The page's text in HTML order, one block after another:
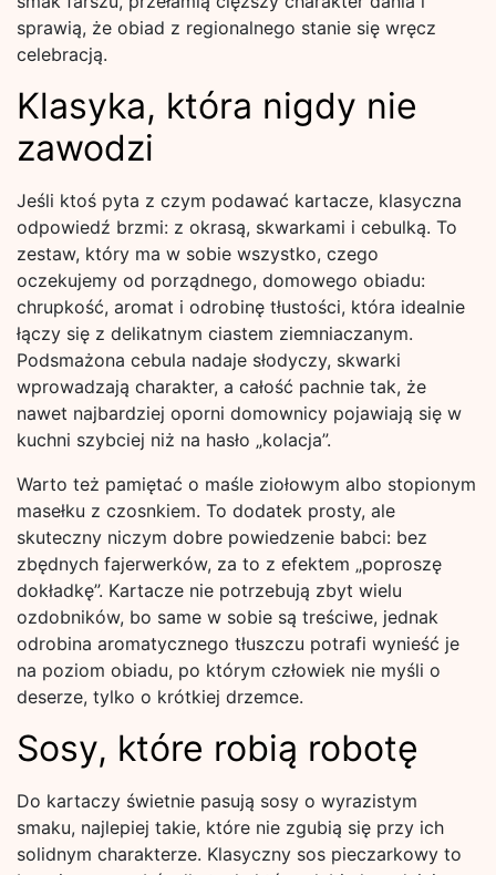
sprawią, że obiad z regionalnego stanie się wręcz
celebracją.
Klasyka, która nigdy nie
zawodzi
Jeśli ktoś pyta z czym podawać kartacze, klasyczna
odpowiedź brzmi: z okrasą, skwarkami i cebulką. To
zestaw, który ma w sobie wszystko, czego
oczekujemy od porządnego, domowego obiadu:
chrupkość, aromat i odrobinę tłustości, która idealnie
łączy się z delikatnym ciastem ziemniaczanym.
Podsmażona cebula nadaje słodyczy, skwarki
wprowadzają charakter, a całość pachnie tak, że
nawet najbardziej oporni domownicy pojawiają się w
kuchni szybciej niż na hasło „kolacja”.
Warto też pamiętać o maśle ziołowym albo stopionym
masełku z czosnkiem. To dodatek prosty, ale
skuteczny niczym dobre powiedzenie babci: bez
zbędnych fajerwerków, za to z efektem „poproszę
dokładkę”. Kartacze nie potrzebują zbyt wielu
ozdobników, bo same w sobie są treściwe, jednak
odrobina aromatycznego tłuszczu potrafi wynieść je
na poziom obiadu, po którym człowiek nie myśli o
deserze, tylko o krótkiej drzemce.
Sosy, które robią robotę
Do kartaczy świetnie pasują sosy o wyrazistym
smaku, najlepiej takie, które nie zgubią się przy ich
solidnym charakterze. Klasyczny sos pieczarkowy to